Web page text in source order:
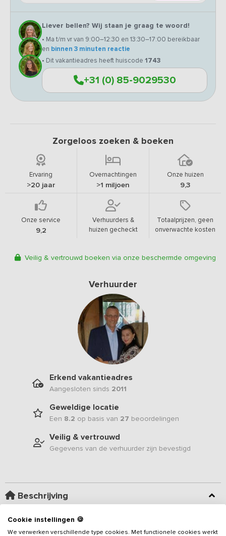
Liever bellen? Wij staan je graag te woord!
• Ma t/m vr van 9:00–12:30 en 13:30–17:00 bereikbaar
en binnen 3 minuten reactie
• Dit vakantieadres heeft huiscode 1743
+31 (0) 85-9029530
Zorgeloos zoeken & boeken
Ervaring
>20 jaar
Overnachtingen
>1 miljoen
Onze huizen
9,3
Onze service
9,2
Verhuurders &
huizen gecheckt
Totaalprijzen, geen
onverwachte kosten
Veilig & vertrouwd boeken via onze beschermde omgeving
Verhuurder
Erkend vakantieadres
Aangesloten sinds 2011
Geweldige locatie
Een 8.2 op basis van 27 beoordelingen
Veilig & vertrouwd
Gegevens van de verhuurder zijn bevestigd
Beschrijving
Deze unieke groepsaccommodatie is gelegen op een
eeuwenoud Rijksmonumentaal Scholtengoed, vlakbij de Duitse
Cookie instellingen 🍪
We verwerken verschillende type cookies. Met functionele cookies werkt